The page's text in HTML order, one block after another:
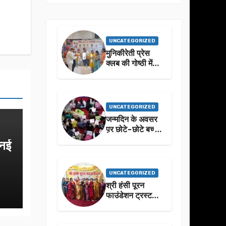
UNCATEGORIZED
मुनिकीरेती प्रेस
क्लब की गोष्ठी में
UNCATEGORIZED
जन्मदिन के अवसर
प़र छोटे-छोटे बच्चो
UNCATEGORIZED
श्री हंसी पूरन
फाउंडेशन ट्रस्ट